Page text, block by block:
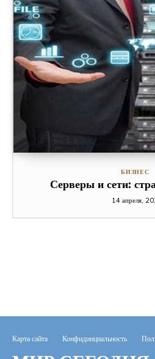
БИЗНЕС
Серверы и сети:
14 апреля,
Карта сайта Конфидинциальность